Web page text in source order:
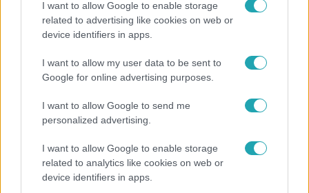
I want to allow Google to enable storage
related to advertising like cookies on web or
device identifiers in apps.
I want to allow my user data to be sent to
Google for online advertising purposes.
I want to allow Google to send me
personalized advertising.
I want to allow Google to enable storage
related to analytics like cookies on web or
device identifiers in apps.
Hullócsillagok idején ez vár rád a csillagjegyed
alapján